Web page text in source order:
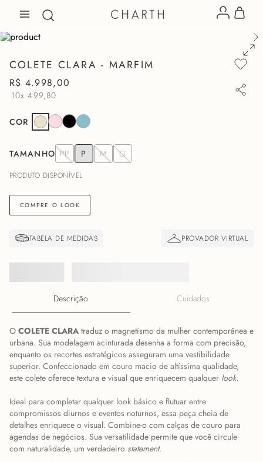
COLETE CLARA - MARFIM
R$ 4.998,00
10x499,80
COR
TAMANHO PP P M G
PRODUTO DISPONÍVEL
COMPRE O LOOK
Descrição Cuidados
O COLETE CLARA traduz o magnetismo da mulher contemporânea e
urbana. Sua modelagem acinturada desenha a forma com precisão,
enquanto os recortes estratégicos asseguram uma vestibilidade
superior. Confeccionado em couro macio de altíssima qualidade,
este colete oferece textura e visual que enriquecem qualquer look.
Ideal para completar qualquer look básico e flutuar entre
compromissos diurnos e eventos noturnos, essa peça cheia de
detalhes enriquece o visual. Combine-o com calças de couro para
agendas de negócios. Sua versatilidade permite que você circule
com naturalidade, um verdadeiro statement.